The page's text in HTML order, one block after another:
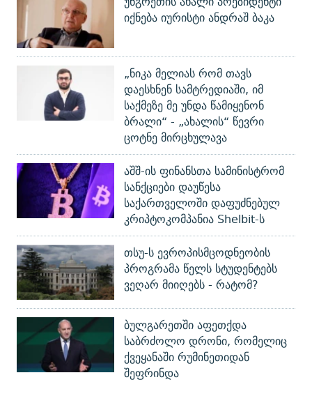
იქნება იურისტი ანდრაშ ბაკა
„ნიკა მელიას რომ თავს
დაესხნენ სამტრედიაში, იმ
საქმეზე მე უნდა წამიყენონ
ბრალი“ - „ახალის“ წევრი
ცოტნე მირცხულავა
აშშ-ის ფინანსთა სამინისტრომ
სანქციები დაუწესა
საქართველოში დაფუძნებულ
კრიპტოკომპანია Shelbit-ს
თსუ-ს ევროპისმცოდნეობის
პროგრამა წელს სტუდენტებს
ვეღარ მიიღებს - რატომ?
ბულგარეთში აფეთქდა
საბრძოლო დრონი, რომელიც
ქვეყანაში რუმინეთიდან
შეფრინდა